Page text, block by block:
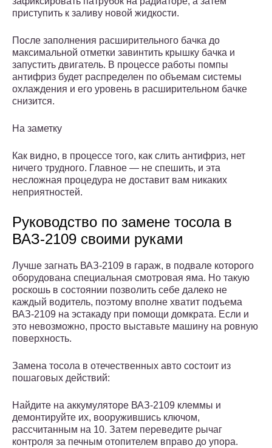
приступить к заливу новой жидкости.
После заполнения расширительного бачка до
максимальной отметки завинтить крышку бачка и
запустить двигатель. В процессе работы помпы
антифриз будет распределен по объемам системы
охлаждения и его уровень в расширительном бачке
снизится.
На заметку
Как видно, в процессе того, как слить антифриз, нет
ничего трудного. Главное — не спешить, и эта
несложная процедура не доставит вам никаких
неприятностей.
Руководство по замене тосола в
ВАЗ-2109 своими руками
Лучше загнать ВАЗ-2109 в гараж, в подвале которого
оборудована специальная смотровая яма. Но такую
роскошь в состоянии позволить себе далеко не
каждый водитель, поэтому вполне хватит подъема
ВАЗ-2109 на эстакаду при помощи домкрата. Если и
это невозможно, просто выставьте машину на ровную
поверхность.
Замена тосола в отечественных авто состоит из
пошаговых действий:
Найдите на аккумуляторе ВАЗ-2109 клеммы и
демонтируйте их, вооружившись ключом,
рассчитанным на 10. Затем переведите рычаг
контроля за печным отопителем вправо до упора.